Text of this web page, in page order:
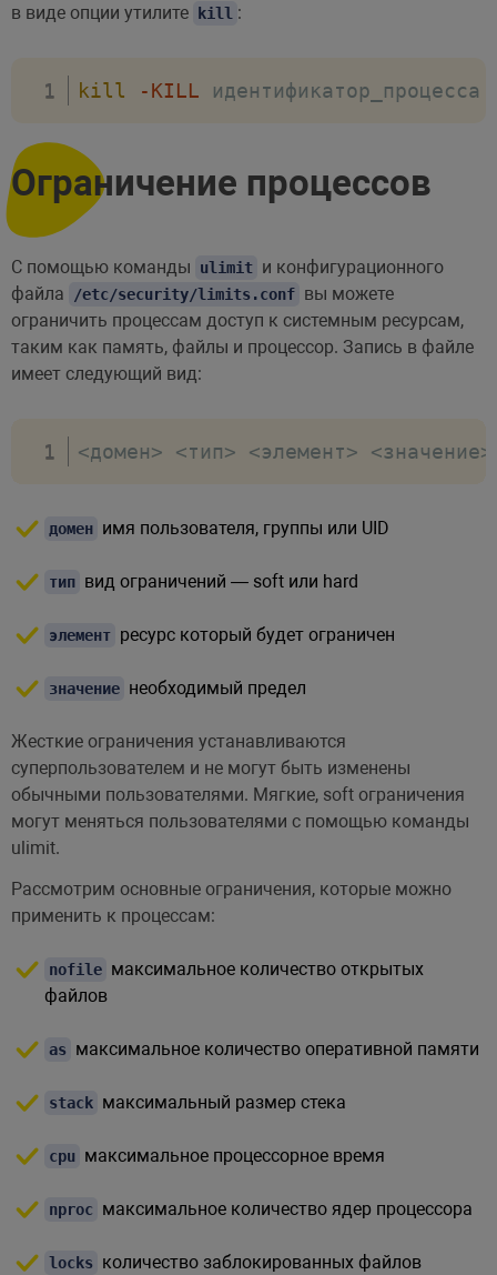
в виде опции утилите kill :
kill -KILL идентификатор_процесса
Ограничение процессов
С помощью команды ulimit и конфигурационного
файла
/etc/security/limits.conf вы можете
ограничить процессам доступ к системным ресурсам,
таким как память, файлы и процессор. Запись в файле
имеет следующий вид:
<домен> <тип> <элемент> <значение>
домен имя пользователя, группы или UID
тип вид ограничений — soft или hard
элемент ресурс который будет ограничен
значение необходимый предел
Жесткие ограничения устанавливаются
суперпользователем и не могут быть изменены
обычными пользователями. Мягкие, soft ограничения
могут меняться пользователями с помощью команды
ulimit.
Рассмотрим основные ограничения, которые можно
применить к процессам:
nofile максимальное количество открытых
файлов
as максимальное количество оперативной памяти
stack максимальный размер стека
cpu максимальное процессорное время
nproc максимальное количество ядер процессора
locks количество заблокированных файлов